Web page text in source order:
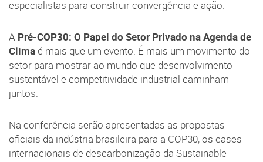
especialistas para construir convergência e ação.
A Pré-COP30: O Papel do Setor Privado na Agenda de
Climaé mais que um evento. É mais um movimento do
setor para mostrar ao mundo que desenvolvimento
sustentável e competitividade industrial caminham
juntos.
Na conferência serão apresentadas as propostas
oficiais da indústria brasileira para a COP30, os cases
internacionais de descarbonização da Sustainable